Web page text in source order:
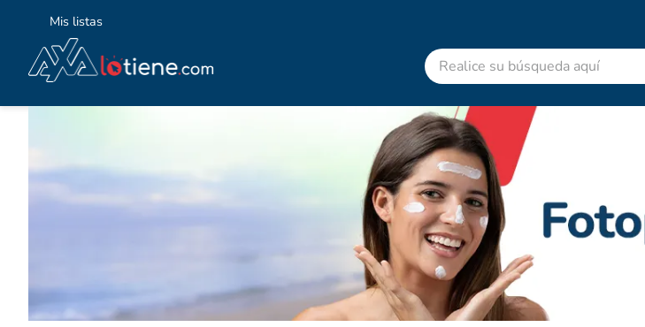
Mis listas
Realice su búsqueda aquí
.
advitabs
2.
acetaminofen
3.
colgate
4.
cyclofem
5 .
shampoo
6
pedialyte
dolex